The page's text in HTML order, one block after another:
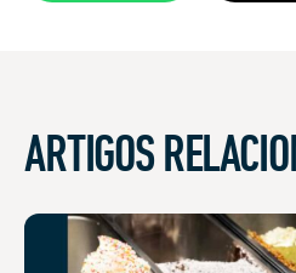
ARTIGOS